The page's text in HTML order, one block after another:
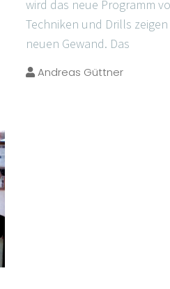
wird das neue Programm
Techniken und Drills
neuen Gewand. Das
Andreas Güttner